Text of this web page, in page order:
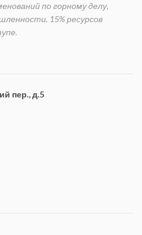
по горному делу,
15% ресурсов
пер., д.5